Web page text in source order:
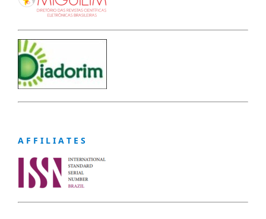
A F F I L I A T E S